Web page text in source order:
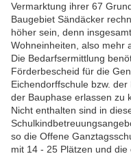
Vermarktung ihrer 67
Baugebiet Sändäcker
höher sein, denn
Wohneinheiten, also mehr
Die Bedarfsermittlung
Förderbescheid für die
Eichendorffschule bzw.
der Bauphase erlassen zu
Nicht enthalten sind in
so die Offene
mit 14 - 25 Plätzen und